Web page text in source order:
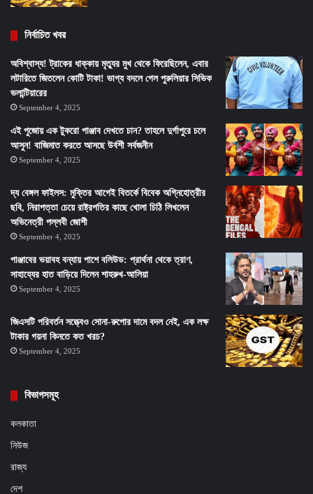
নির্বাচিত খবর
অবিশ্বাস্য! ট্রাকের ধাক্কায় মৃত্যুর মুখ থেকে ফিরেছিলেন, এবার
লটারিতে জিতলেন কোটি টাকা! ভাগ্য বদলে গেল পুরুলিয়ার সিভিক
ভলান্টিয়ারের
September 4, 2025
এই পুজোয় এক টুকরো পাঞ্জাব দেখতে চান? তাহলে দুর্গাপুরে চলে
আসুন! বাজিমাত করতে আসছে উর্বশী সর্বজনীন
September 4, 2025
দ্য বেঙ্গল ফাইলস: মুক্তির আগেই বিতর্কে বিবেক অগ্নিহোত্রীর
ছবি, নিরাপত্তা চেয়ে রাষ্ট্রপতির কাছে খোলা চিঠি লিখলেন
অভিনেত্রী পল্লবী জোশী
September 4, 2025
পাঞ্জাবের ভয়াবহ বন্যায় পাশে বলিউড: প্রার্থনা থেকে ত্রাণ,
সাহায্যের হাত বাড়িয়ে দিলেন শাহরুখ-আলিয়া
September 4, 2025
জিএসটি পরিবর্তন সত্ত্বেও সোনা-রুপোর দামে বদল নেই, এক লক্ষ
টাকার গয়না কিনতে কত খরচ?
September 4, 2025
বিভাগসমূহ
কলকাতা
নিউজ
রাজ্য
দেশ